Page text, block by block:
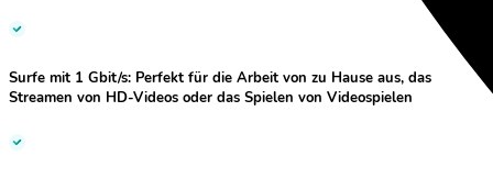
Surfe mit 1 Gbit/s: Perfekt für die Arbeit von zu Hause aus, das
Streamen von HD-Videos oder das Spielen von Videospielen